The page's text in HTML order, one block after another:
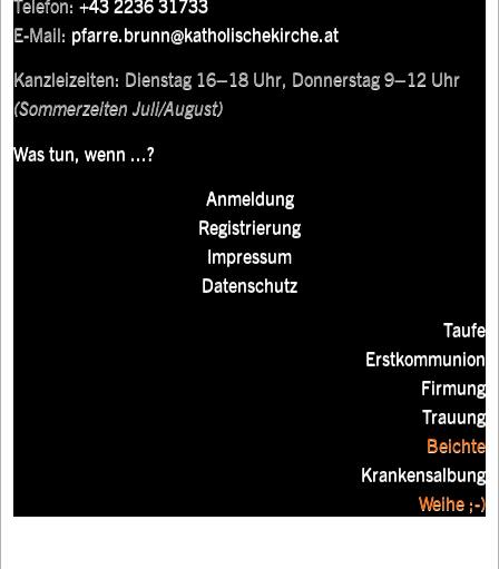
E-Mail: pfarre.brunn@katholischekirche.at
Kanzleizeiten: Dienstag 16–18 Uhr, Donnerstag 9–12 Uhr
(Sommerzeiten Juli/August)
Was tun, wenn ...?
Anmeldung
Registrierung
Impressum
Datenschutz
Taufe
Erstkommunion
Firmung
Trauung
Beichte
Krankensalbung
Weihe ;-)